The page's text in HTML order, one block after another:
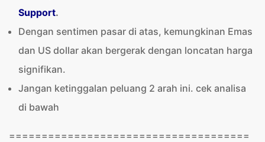
Support.
Dengan sentimen pasar di atas, kemungkinan Emas
dan US dollar akan bergerak dengan loncatan harga
signifikan.
Jangan ketinggalan peluang 2 arah ini. cek analisa
di bawah
=====================================